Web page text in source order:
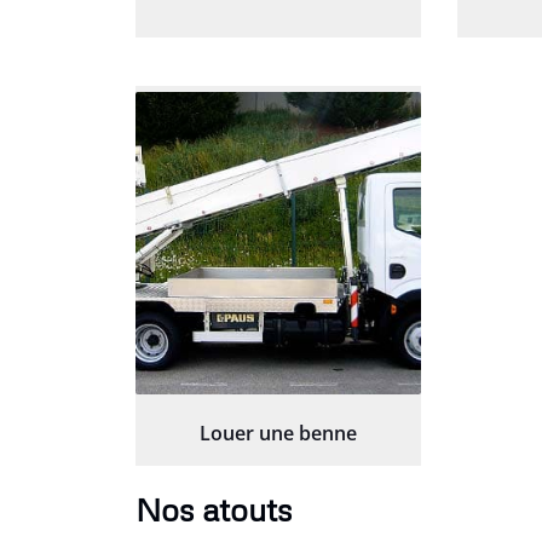
Louer une benne
Nos atouts